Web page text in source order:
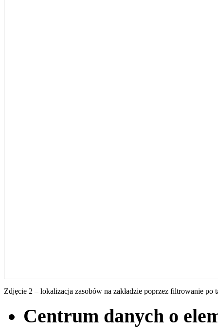
Zdjęcie 2 – lokalizacja zasobów na zakładzie poprzez filtrowanie
Centrum danych o